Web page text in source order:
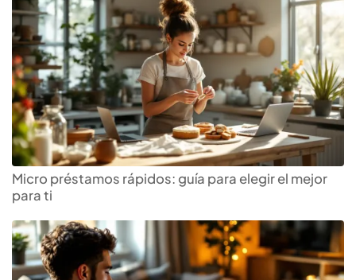
Micro préstamos rápidos: guía para elegir el mejor
para ti